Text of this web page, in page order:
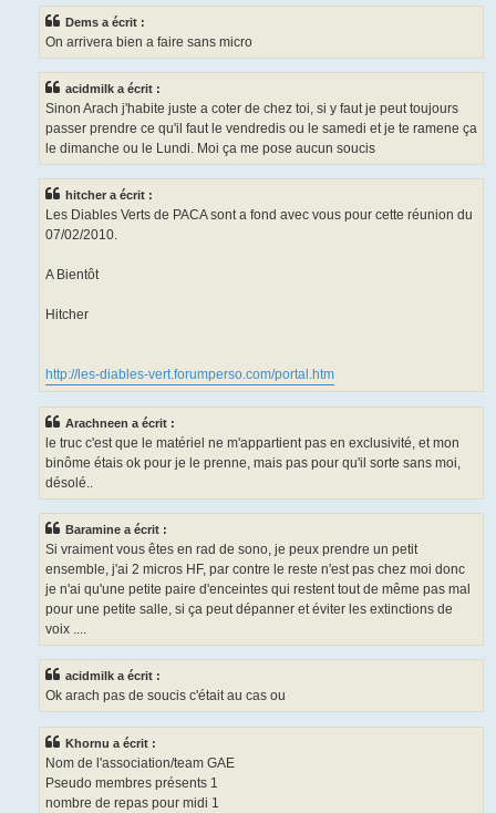
Dems a écrit :
On arrivera bien a faire sans micro
acidmilk a écrit :
Sinon Arach j'habite juste a coter de chez toi, si y faut je peut toujours
passer prendre ce qu'il faut le vendredis ou le samedi et je te ramene ça
le dimanche ou le Lundi. Moi ça me pose aucun soucis
hitcher a écrit :
Les Diables Verts de PACA sont a fond avec vous pour cette réunion du
07/02/2010.
A Bientôt
Hitcher
http://les-diables-vert.forumperso.com/portal.htm
Arachneen a écrit :
le truc c'est que le matériel ne m'appartient pas en exclusivité, et mon
binôme étais ok pour je le prenne, mais pas pour qu'il sorte sans moi,
désolé..
Baramine a écrit :
Si vraiment vous êtes en rad de sono, je peux prendre un petit
ensemble, j'ai 2 micros HF, par contre le reste n'est pas chez moi donc
je n'ai qu'une petite paire d'enceintes qui restent tout de même pas mal
pour une petite salle, si ça peut dépanner et éviter les extinctions de
voix ....
acidmilk a écrit :
Ok arach pas de soucis c'était au cas ou
Khornu a écrit :
Nom de l'association/team GAE
Pseudo membres présents 1
nombre de repas pour midi 1